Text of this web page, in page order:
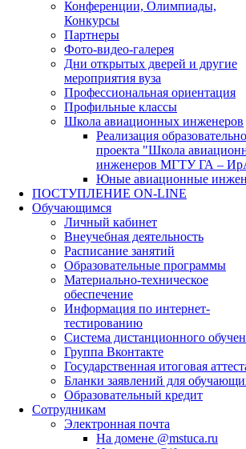
Конференции, Олимпиады,
Конкурсы
Партнеры
Фото-видео-галерея
Дни открытых дверей и другие
мероприятия вуза
Профессиональная ориентация
Профильные классы
Школа авиационных инженеров
Реализация
проекта "Школа
инженеров МГТУ ГА –
Юные авиационные
ПОСТУПЛЕНИЕ ON-LINE
Обучающимся
Личный кабинет
Внеучебная деятельность
Расписание занятий
Образовательные программы
Материально-техническое
обеспечение
Информация по интернет-
тестированию
Система дистанционного
Группа Вконтакте
Государственная итоговая
Бланки заявлений для
Образовательный кредит
Сотрудникам
Электронная почта
На домене @mstuca.ru